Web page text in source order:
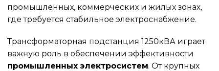
промышленных, коммерческих и жилых зонах,
где требуется стабильное электроснабжение.
Трансформаторная подстанция 1250кВА играет
важную роль в обеспечении эффективности
промышленных электросистем. От крупных